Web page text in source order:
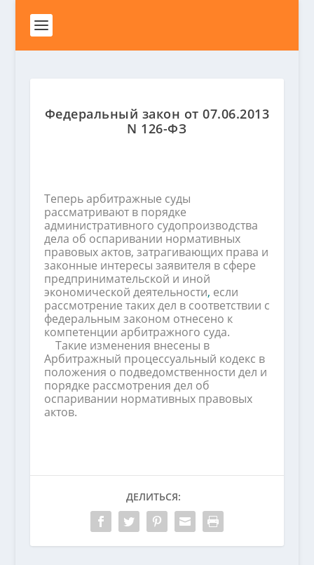
Федеральный закон от 07.06.2013
N 126-ФЗ
Теперь арбитражные суды
рассматривают в порядке
административного судопроизводства
дела об оспаривании нормативных
правовых актов, затрагивающих права и
законные интересы заявителя в сфере
предпринимательской и иной
экономической деятельности, если
рассмотрение таких дел в соответствии с
федеральным законом отнесено к
компетенции арбитражного суда.
Такие изменения внесены в
Арбитражный процессуальный кодекс в
положения о подведомственности дел и
порядке рассмотрения дел об
оспаривании нормативных правовых
актов.
ДЕЛИТЬСЯ: